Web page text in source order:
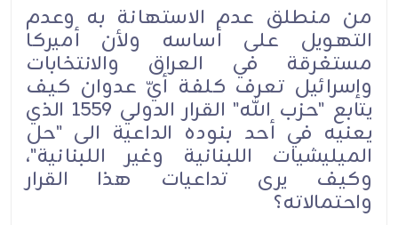
من منطلق عدم الاستهانة به وعدم
التهويل على أساسه‏ ولأن أميركا
مستغرقة في العراق والانتخابات
وإسرائيل تعرف كلفة أيّ عدوان‏ كيف
يتابع "حزب الله" القرار الدولي 1559 الذي
يعنيه في أحد بنوده الداعية الى "حل
الميليشيات اللبنانية وغير اللبنانية"،
وكيف يرى تداعيات هذا القرار
واحتمالاته؟‏